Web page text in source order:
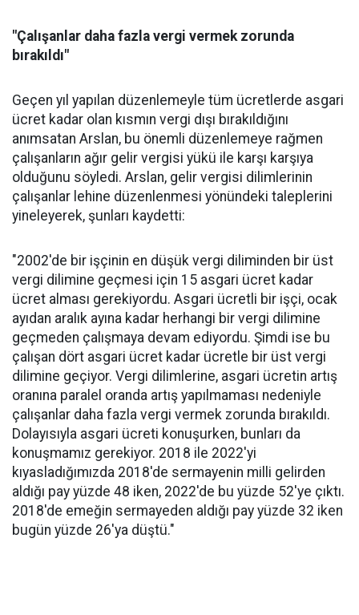
"Çalışanlar daha fazla vergi vermek zorunda
bırakıldı"
Geçen yıl yapılan düzenlemeyle tüm ücretlerde asgari
ücret kadar olan kısmın vergi dışı bırakıldığını
anımsatan Arslan, bu önemli düzenlemeye rağmen
çalışanların ağır gelir vergisi yükü ile karşı karşıya
olduğunu söyledi. Arslan, gelir vergisi dilimlerinin
çalışanlar lehine düzenlenmesi yönündeki taleplerini
yineleyerek, şunları kaydetti:
"2002'de bir işçinin en düşük vergi diliminden bir üst
vergi dilimine geçmesi için 15 asgari ücret kadar
ücret alması gerekiyordu. Asgari ücretli bir işçi, ocak
ayıdan aralık ayına kadar herhangi bir vergi dilimine
geçmeden çalışmaya devam ediyordu. Şimdi ise bu
çalışan dört asgari ücret kadar ücretle bir üst vergi
dilimine geçiyor. Vergi dilimlerine, asgari ücretin artış
oranına paralel oranda artış yapılmaması nedeniyle
çalışanlar daha fazla vergi vermek zorunda bırakıldı.
Dolayısıyla asgari ücreti konuşurken, bunları da
konuşmamız gerekiyor. 2018 ile 2022'yi
kıyasladığımızda 2018'de sermayenin milli gelirden
aldığı pay yüzde 48 iken, 2022'de bu yüzde 52'ye çıktı.
2018'de emeğin sermayeden aldığı pay yüzde 32 iken
bugün yüzde 26'ya düştü."